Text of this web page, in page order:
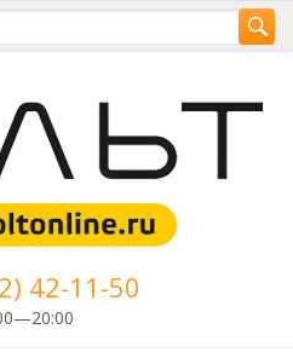
42-11-50